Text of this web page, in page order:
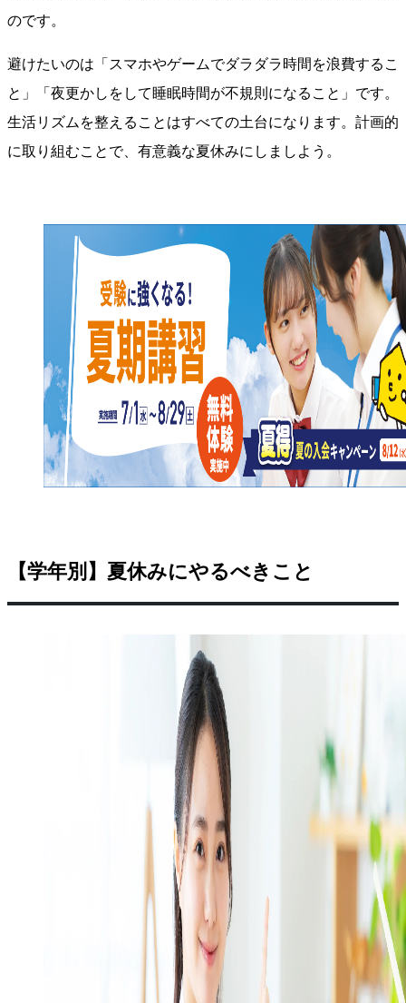
のです。
避けたいのは「スマホやゲームでダラダラ時間を浪費するこ
と」「夜更かしをして睡眠時間が不規則になること」です。
生活リズムを整えることはすべての土台になります。計画的
に取り組むことで、有意義な夏休みにしましよう。
【学年別】夏休みにやるべきこと